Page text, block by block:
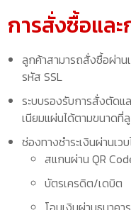
การสั่งซื้อและ
ลูกค้าสามารถสั่งซื้อผ่าน
รหัส SSL
ระบบรองรับการสั่งตัดแ
เนียมแผ่นได้ตามขนาดที่
ช่องทางชำระเงินผ่านเว
สแกนผ่าน QR
บัตรเครดิต/เดบิต